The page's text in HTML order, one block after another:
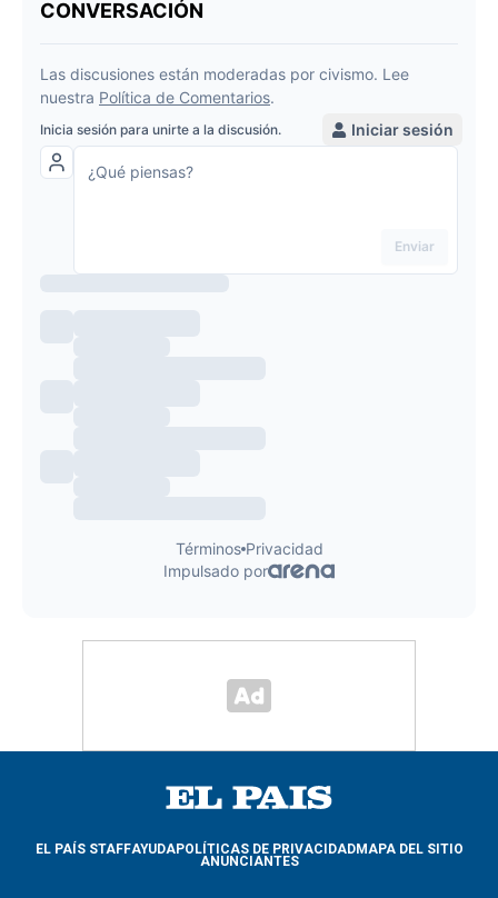
EL PAÍS STAFFAYUDAPOLÍTICAS DE PRIVACIDADMAPA DEL SITIO
ANUNCIANTES